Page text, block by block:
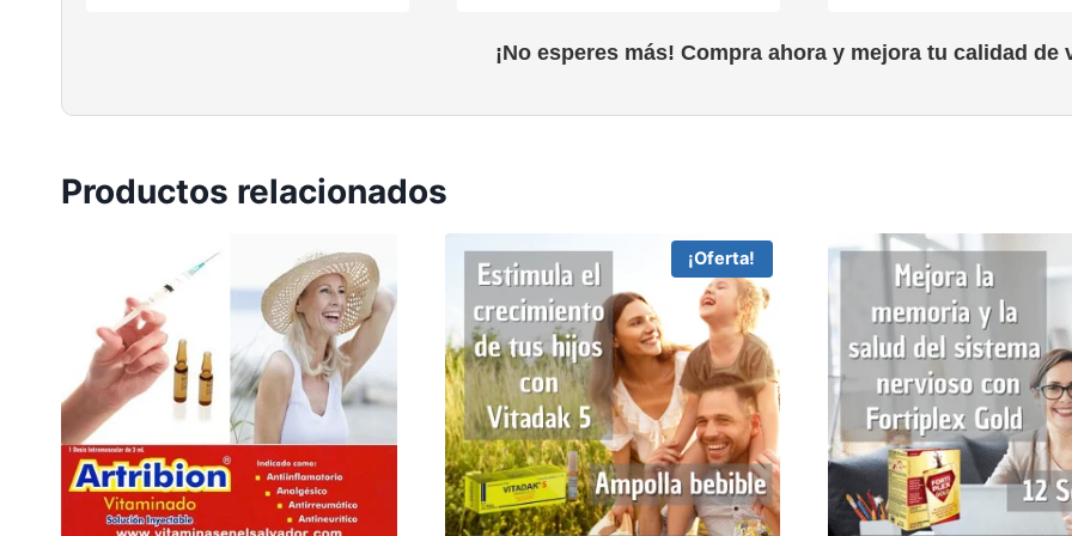
¡No esperes más! Compra ahora y mejora tu calidad de
Productos relacionados
¡Oferta!